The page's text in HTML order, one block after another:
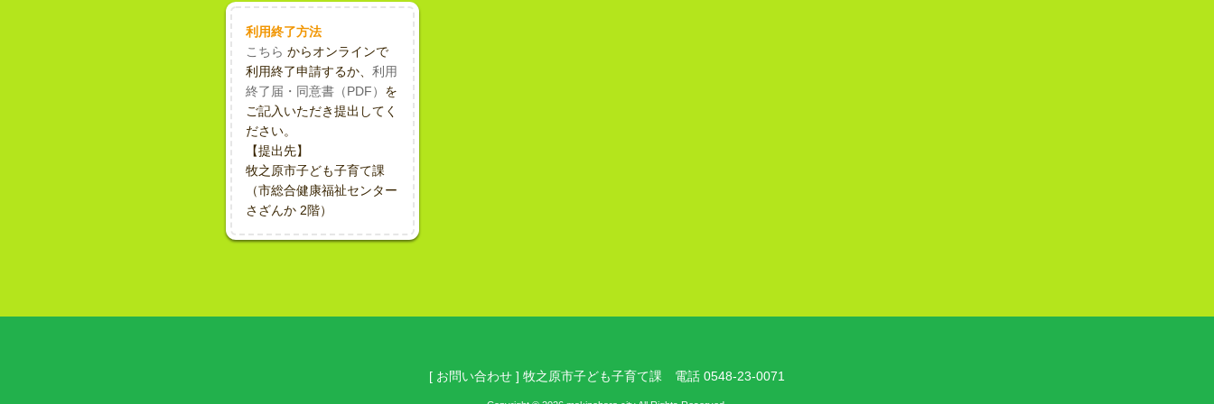
利用終了方法
こちら からオンラインで
利用終了申請するか、 利用
終了届・同意書（PDF） を
ご記入いただき提出してく
ださい。
【提出先】
牧之原市子ども子育て課
（市総合健康福祉センター
さざんか 2階）
[ お問い合わせ ] 牧之原市子ども子育て課 電話 0548-23-0071